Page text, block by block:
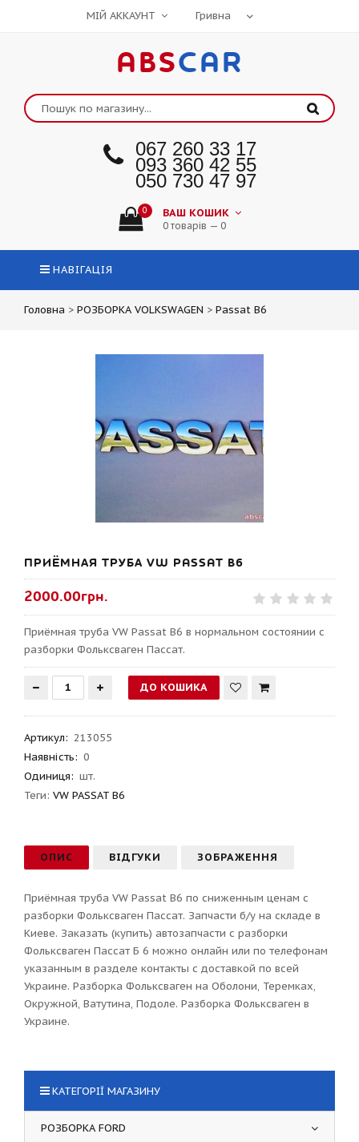
МІЙ АККАУНТ
ABSCAR
067 260 33 17
093 360 42 55
050 730 47 97
0 ВАШ КОШИК
0 товарів — 0
НАВІГАЦІЯ
Головна > РОЗБОРКА VOLKSWAGEN > Passat B6
ПРИЁМНАЯ ТРУБА VW PASSAT B6
2000.00грн.
Приёмная труба VW Passat B6 в нормальном состоянии с
разборки Фольксваген Пассат.
Артикул: 213055
Наявність: 0
Одиниця: шт.
Теги: VW PASSAT B6
ОПИС ВІДГУКИ ЗОБРАЖЕННЯ
Приёмная труба VW Passat B6 по сниженным ценам с
разборки Фольксваген Пассат. Запчасти б/у на складе в
Киеве. Заказать (купить) автозапчасти с разборки
Фольксваген Пассат Б 6 можно онлайн или по телефонам
указанным в разделе контакты с доставкой по всей
Украине. Разборка Фольксваген на Оболони, Теремках,
Окружной, Ватутина, Подоле. Разборка Фольксваген в
Украине.
КАТЕГОРІЇ МАГАЗИНУ
РОЗБОРКА FORD